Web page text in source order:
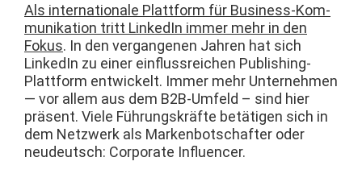
Als inter­na­tionale Plat­tform für Busi­ness-Kom­
mu­nika­tion tritt LinkedIn immer mehr in den
Fokus. In den ver­gan­genen Jahren hat sich
LinkedIn zu ein­er ein­flussre­ichen Pub­lish­ing-
Plat­tform entwick­elt. Immer mehr Unternehmen
— vor allem aus dem B2B-Umfeld – sind hier
präsent. Viele Führungskräfte betäti­gen sich in
dem Net­zw­erk als Marken­botschafter oder
neudeutsch: Cor­po­rate Influencer.